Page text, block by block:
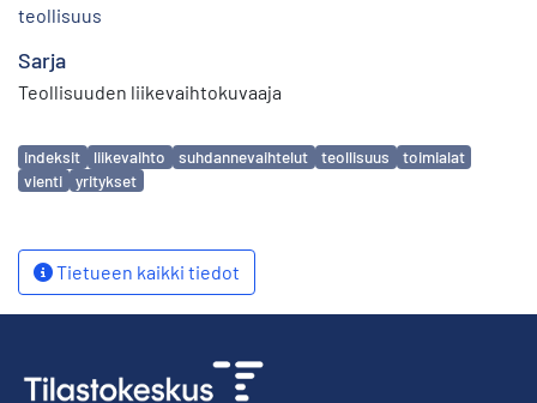
teollisuus
Sarja
Teollisuuden liikevaihtokuvaaja
Avainsanat
indeksit liikevaihto suhdannevaihtelut teollisuus
toimialat
vienti
yritykset
Tietueen kaikki tiedot